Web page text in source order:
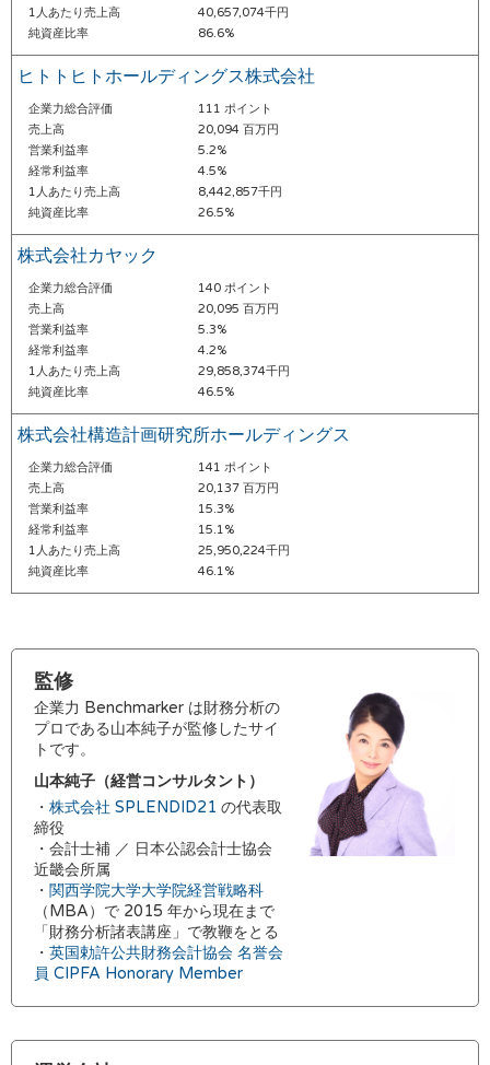
1人あたり売上高
40,657,074千円
純資産比率
86.6%
ヒトトヒトホールディングス株式会社
企業力総合評価
111 ポイント
売上高
20,094 百万円
営業利益率
5.2%
経常利益率
4.5%
1人あたり売上高
8,442,857千円
純資産比率
26.5%
株式会社カヤック
企業力総合評価
140 ポイント
売上高
20,095 百万円
営業利益率
5.3%
経常利益率
4.2%
1人あたり売上高
29,858,374千円
純資産比率
46.5%
株式会社構造計画研究所ホールディングス
企業力総合評価
141 ポイント
売上高
20,137 百万円
営業利益率
15.3%
経常利益率
15.1%
1人あたり売上高
25,950,224千円
純資産比率
46.1%
監修
企業力 Benchmarker は財務分析の
プロである山本純子が監修したサイ
トです。
山本純子（経営コンサルタント）
・ 株式会社 SPLENDID21 の代表取
締役
・会計士補 ／ 日本公認会計士協会
近畿会所属
・ 関西学院大学大学院経営戦略科
（MBA）で 2015 年から現在まで
「財務分析諸表講座」で教鞭をとる
・ 英国勅許公共財務会計協会 名誉会
員 CIPFA Honorary Member